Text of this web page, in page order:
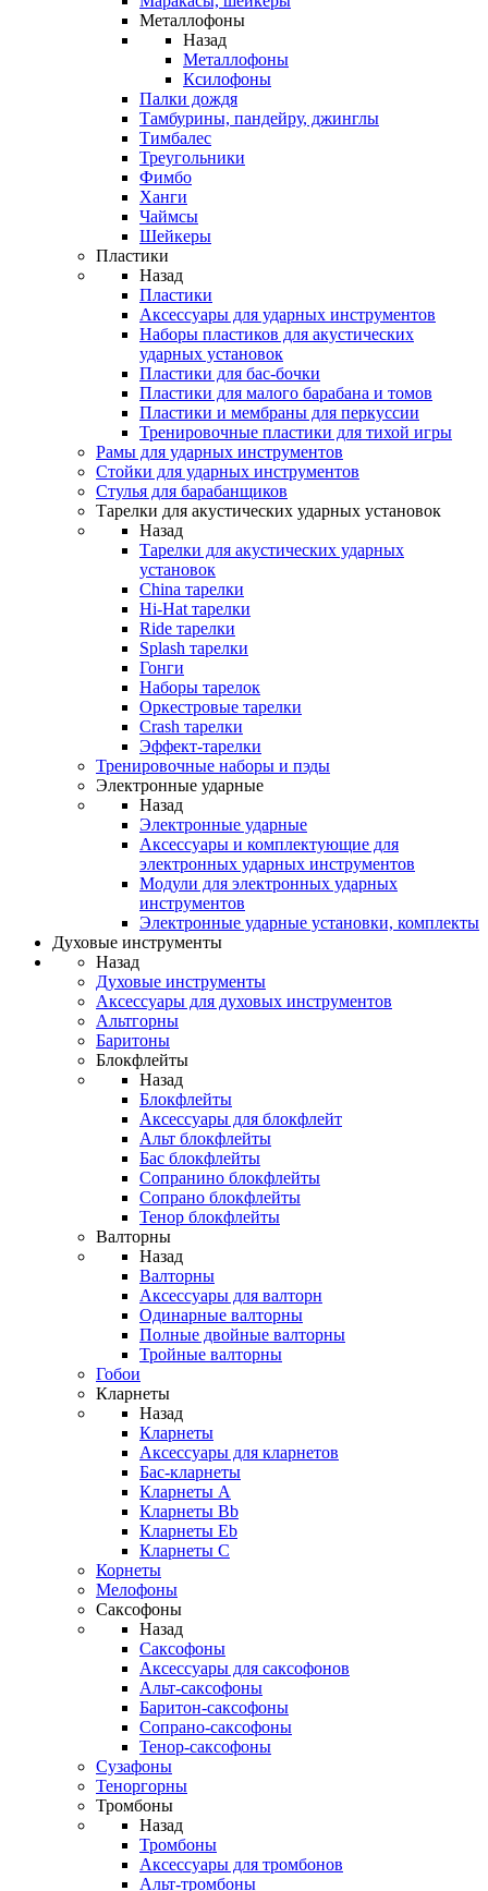
Металлофоны
Назад
Металлофоны
Ксилофоны
Палки дождя
Тамбурины, пандейру, джинглы
Тимбалес
Треугольники
Фимбо
Ханги
Чаймсы
Шейкеры
Пластики
Назад
Пластики
Аксессуары для ударных инструментов
Наборы пластиков для акустических
ударных установок
Пластики для бас-бочки
Пластики для малого барабана и томов
Пластики и мембраны для перкуссии
Тренировочные пластики для тихой игры
Рамы для ударных инструментов
Стойки для ударных инструментов
Стулья для барабанщиков
Тарелки для акустических ударных установок
Назад
Тарелки для акустических ударных
установок
China тарелки
Hi-Hat тарелки
Ride тарелки
Splash тарелки
Гонги
Наборы тарелок
Оркестровые тарелки
Сrash тарелки
Эффект-тарелки
Тренировочные наборы и пэды
Электронные ударные
Назад
Электронные ударные
Аксессуары и комплектующие для
электронных ударных инструментов
Модули для электронных ударных
инструментов
Электронные ударные установки, комплекты
Духовые инструменты
Назад
Духовые инструменты
Аксессуары для духовых инструментов
Альтгорны
Баритоны
Блокфлейты
Назад
Блокфлейты
Аксессуары для блокфлейт
Альт блокфлейты
Бас блокфлейты
Сопранино блокфлейты
Сопрано блокфлейты
Тенор блокфлейты
Валторны
Назад
Валторны
Аксессуары для валторн
Одинарные валторны
Полные двойные валторны
Тройные валторны
Гобои
Кларнеты
Назад
Кларнеты
Аксессуары для кларнетов
Бас-кларнеты
Кларнеты A
Кларнеты Bb
Кларнеты Eb
Кларнеты С
Корнеты
Мелофоны
Саксофоны
Назад
Саксофоны
Аксессуары для саксофонов
Альт-саксофоны
Баритон-саксофоны
Сопрано-саксофоны
Тенор-саксофоны
Сузафоны
Теноргорны
Тромбоны
Назад
Тромбоны
Аксессуары для тромбонов
Альт-тромбоны